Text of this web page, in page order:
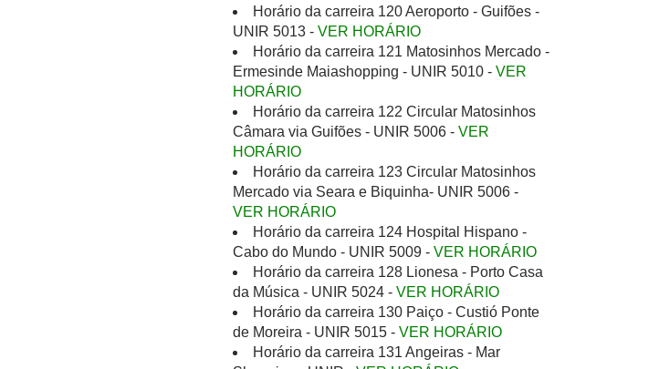
Horário da carreira 120 Aeroporto - Guifões -
UNIR 5013 - VER HORÁRIO
Horário da carreira 121 Matosinhos Mercado -
Ermesinde Maiashopping - UNIR 5010 - VER
HORÁRIO
Horário da carreira 122 Circular Matosinhos
Câmara via Guifões - UNIR 5006 - VER
HORÁRIO
Horário da carreira 123 Circular Matosinhos
Mercado via Seara e Biquinha- UNIR 5006 -
VER HORÁRIO
Horário da carreira 124 Hospital Hispano -
Cabo do Mundo - UNIR 5009 - VER HORÁRIO
Horário da carreira 128 Lionesa - Porto Casa
da Música - UNIR 5024 - VER HORÁRIO
Horário da carreira 130 Paiço - Custió Ponte
de Moreira - UNIR 5015 - VER HORÁRIO
Horário da carreira 131 Angeiras - Mar